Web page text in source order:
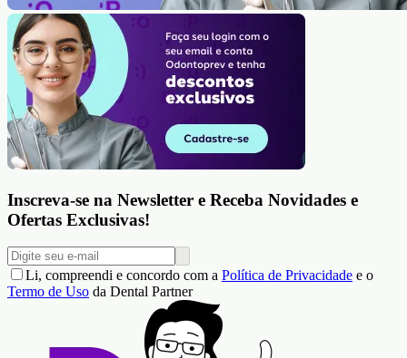
Inscreva-se na Newsletter e Receba Novidades e
Ofertas Exclusivas!
Li, compreendi e concordo com a Política de Privacidade e o
Termo de Uso da Dental Partner